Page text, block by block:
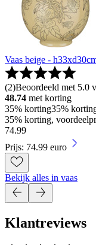
Vaas beige -
(2)Beoordeeld met 5.0
48.74 met korting
35% korting35%
35% korting,
74.99
Prijs: 74.99 euro
Bekijk alles in vaas
Klantreviews